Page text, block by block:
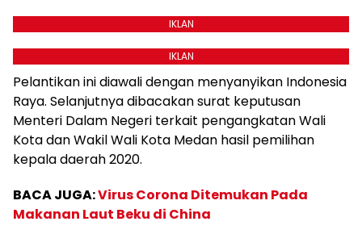
IKLAN
IKLAN
Pelantikan ini diawali dengan menyanyikan Indonesia
Raya. Selanjutnya dibacakan surat keputusan
Menteri Dalam Negeri terkait pengangkatan Wali
Kota dan Wakil Wali Kota Medan hasil pemilihan
kepala daerah 2020.
BACA JUGA:Virus Corona Ditemukan Pada
Makanan Laut Beku di China